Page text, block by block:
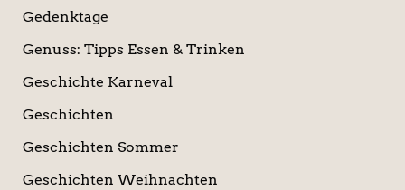
Gedenktage
Genuss: Tipps Essen & Trinken
Geschichte Karneval
Geschichten
Geschichten Sommer
Geschichten Weihnachten